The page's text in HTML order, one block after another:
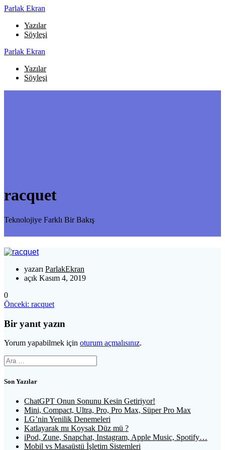
Skip
content
Parlak Ekran
Yazılar
Söyleşi
Parlak Ekran
Yazılar
Söyleşi
racquet
Teknolojiye Farklı Bir Bakış
yazarı ParlakEkran
açık Kasım 4, 2019
0
Yazı
gezinmesi
Önceki: Önceki
racquet
Bir yanıt yazın
Yorum yapabilmek için oturum açmalısınız.
Arama:
Son Yazılar
ChatGPT Onun Sonunu Kesin Getiriyor!
Mini, Compact, Ultra, Pro, Pro Max, Süper Pro Max
LG’nin Yenilik Denemeleri
Katlayarak mı Koysak Düz mü ?
iPod, Zune, Snapchat, Instagram, Apple Music, Spotify…
Mobil vs Masaüstü İşletim Sistemleri